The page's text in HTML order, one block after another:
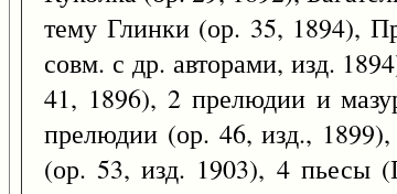
тему Глинки (ор. 35, 1894),
совм. с др. авторами, изд.
41, 1896), 2 прелюдии и
прелюдии (ор. 46, изд.,
(ор. 53, изд. 1903), 4 пьесы